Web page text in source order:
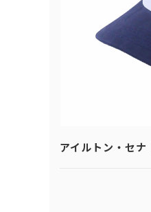
アイルトン・セ